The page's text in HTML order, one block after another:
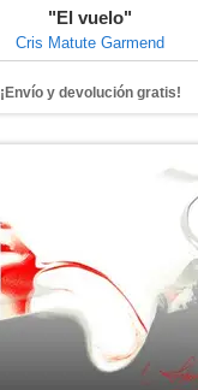
"El vuelo"
Cris Matute Garmend
¡Envío y devolución gratis!